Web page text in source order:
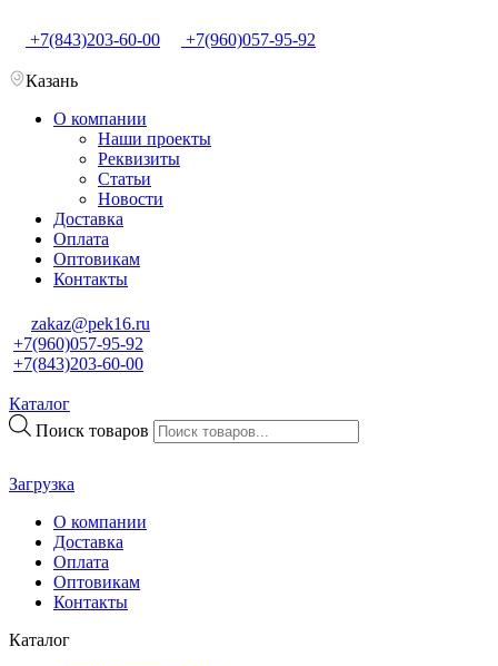
+7(843)203-60-00 +7(960)057-95-92
Казань
О компании
Наши проекты
Реквизиты
Статьи
Новости
Доставка
Оплата
Оптовикам
Контакты
zakaz@pek16.ru
+7(960)057-95-92
+7(843)203-60-00
Каталог
Поиск товаров
Загрузка
О компании
Доставка
Оплата
Оптовикам
Контакты
Каталог